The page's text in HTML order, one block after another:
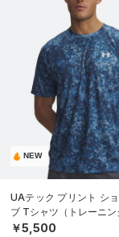
NEW
UAテック プリント シ
ブ Tシャツ（トレーニ
￥5,500